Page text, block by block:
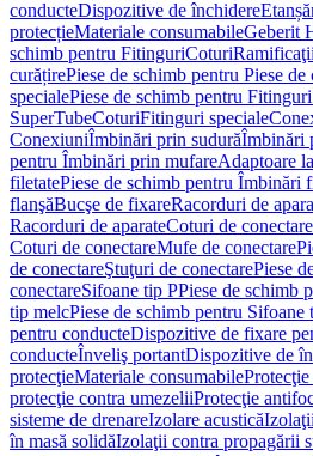
conducteDispozitive de închidere
protecțieMateriale consumabileGeberit
schimb pentru FitinguriCoturiRamificaţii
curățirePiese de schimb pentru Piese de
specialePiese de schimb pentru
SuperTubeCoturiFitinguri speciale
ConexiuniÎmbinări prin sudurăÎmbinări
pentru Îmbinări prin mufareAdaptoare
filetatePiese de schimb pentru Îmbinări
flanşăBucşe de fixareRacorduri de
Racorduri de aparateCoturi de conectare
Coturi de conectareMufe de conectare
de conectareŞtuţuri de conectarePiese
conectareSifoane tip PPiese de schimb
tip melcPiese de schimb pentru Sifoane
pentru conducteDispozitive de fixare
conducteÎnveliş portantDispozitive de
protecţieMateriale consumabile
protecţie contra umezeliiProtecţie
sisteme de drenareIzolare acustică
în masă solidăIzolaţii contra propagării